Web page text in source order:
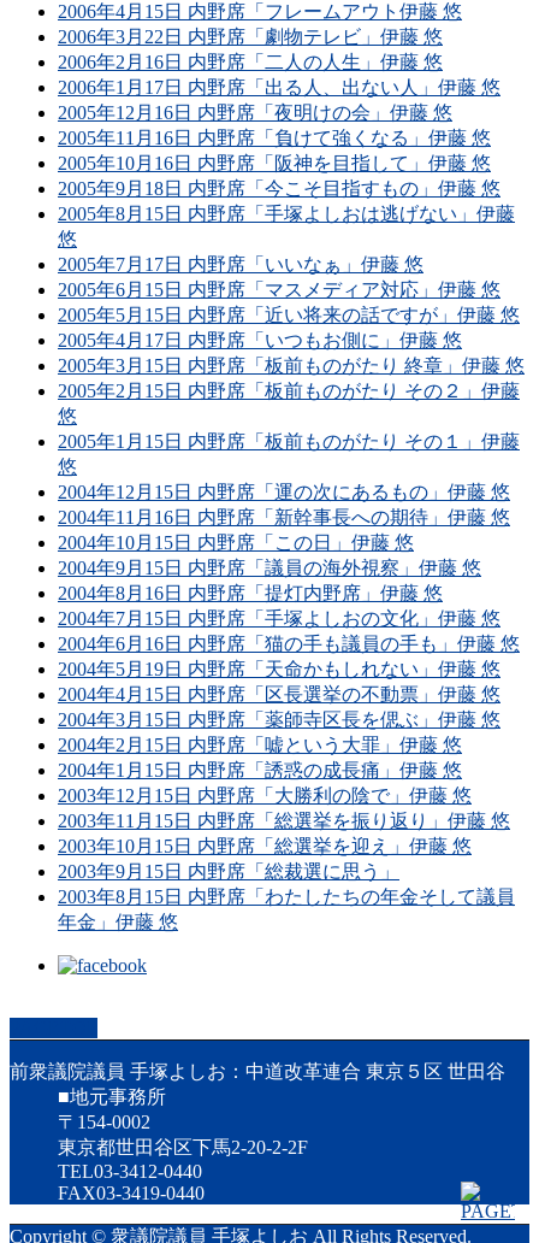
2006年4月15日 内野席「フレームアウト伊藤 悠
2006年3月22日 内野席「劇物テレビ」伊藤 悠
2006年2月16日 内野席「二人の人生」伊藤 悠
2006年1月17日 内野席「出る人、出ない人」伊藤 悠
2005年12月16日 内野席「夜明けの会」伊藤 悠
2005年11月16日 内野席「負けて強くなる」伊藤 悠
2005年10月16日 内野席「阪神を目指して」伊藤 悠
2005年9月18日 内野席「今こそ目指すもの」伊藤 悠
2005年8月15日 内野席「手塚よしおは逃げない」伊藤
悠
2005年7月17日 内野席「いいなぁ」伊藤 悠
2005年6月15日 内野席「マスメディア対応」伊藤 悠
2005年5月15日 内野席「近い将来の話ですが」伊藤 悠
2005年4月17日 内野席「いつもお側に」伊藤 悠
2005年3月15日 内野席「板前ものがたり 終章」伊藤 悠
2005年2月15日 内野席「板前ものがたり その２」伊藤
悠
2005年1月15日 内野席「板前ものがたり その１」伊藤
悠
2004年12月15日 内野席「運の次にあるもの」伊藤 悠
2004年11月16日 内野席「新幹事長への期待」伊藤 悠
2004年10月15日 内野席「この日」伊藤 悠
2004年9月15日 内野席「議員の海外視察」伊藤 悠
2004年8月16日 内野席「提灯内野席」伊藤 悠
2004年7月15日 内野席「手塚よしおの文化」伊藤 悠
2004年6月16日 内野席「猫の手も議員の手も」伊藤 悠
2004年5月19日 内野席「天命かもしれない」伊藤 悠
2004年4月15日 内野席「区長選挙の不動票」伊藤 悠
2004年3月15日 内野席「薬師寺区長を偲ぶ」伊藤 悠
2004年2月15日 内野席「嘘という大罪」伊藤 悠
2004年1月15日 内野席「誘惑の成長痛」伊藤 悠
2003年12月15日 内野席「大勝利の陰で」伊藤 悠
2003年11月15日 内野席「総選挙を振り返り」伊藤 悠
2003年10月15日 内野席「総選挙を迎え」伊藤 悠
2003年9月15日 内野席「総裁選に思う」
2003年8月15日 内野席「わたしたちの年金そして議員
年金」伊藤 悠
前衆議院議員 手塚よしお：中道改革連合 東京５区 世田谷
■地元事務所
〒154-0002
東京都世田谷区下馬2-20-2-2F
TEL03-3412-0440
FAX03-3419-0440
Copyright © 衆議院議員 手塚よしお All Rights Reserved.